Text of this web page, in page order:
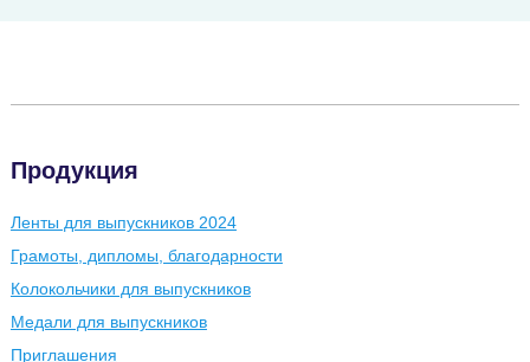
Продукция
Ленты для выпускников 2024
Грамоты, дипломы, благодарности
Колокольчики для выпускников
Медали для выпускников
Приглашения